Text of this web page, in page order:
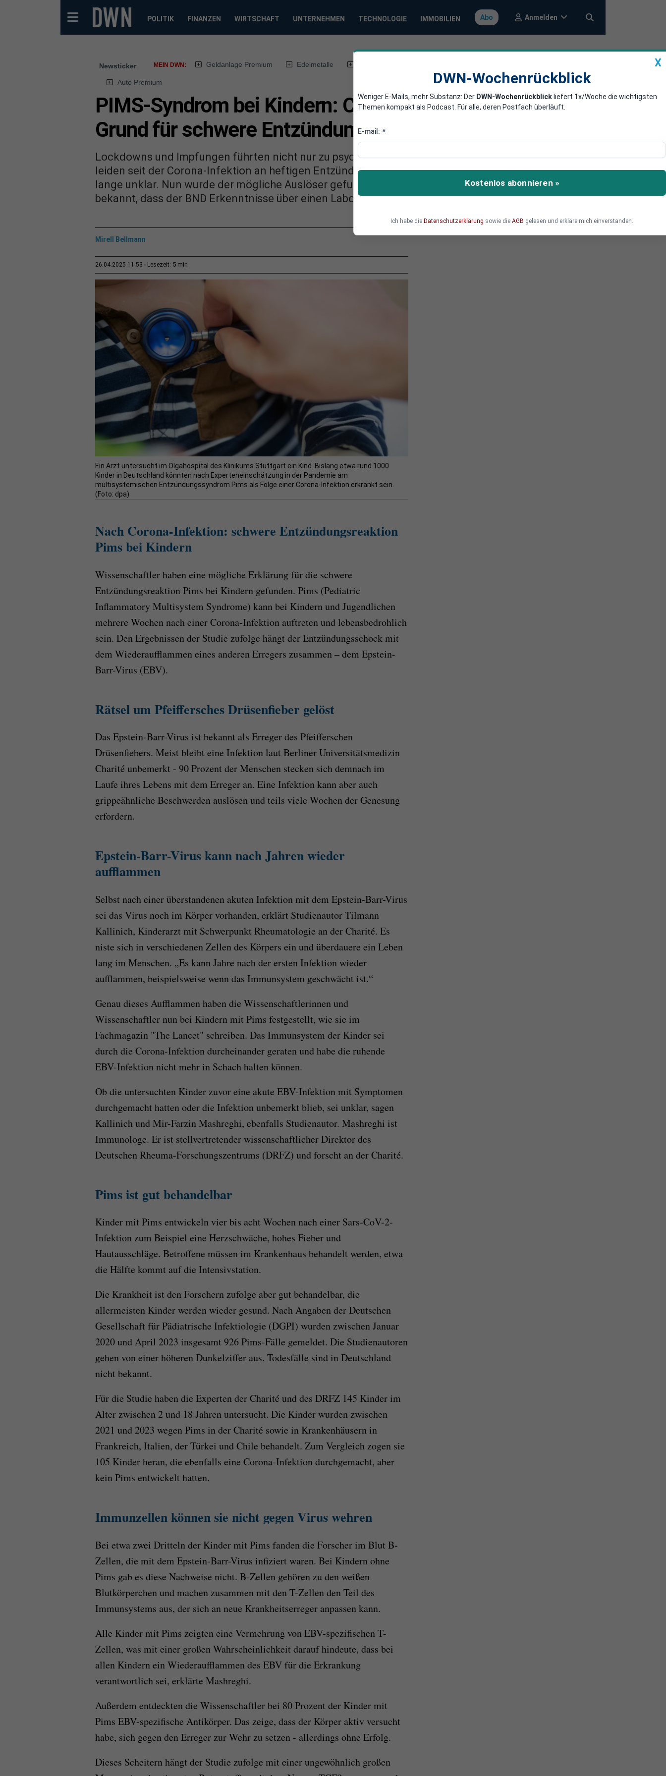
POLITIK FINANZEN WIRTSCHAFT UNTERNEHMEN TECHNOLOGIE IMMOBILIEN Abo Anmelden
Newsticker MEIN DWN: Geldanlage Premium Edelmetalle
Auto Premium
PIMS-Syndrom bei Kindern: Corona-Folgeschäden -
Grund für schwere Entzündungen entdeckt
Lockdowns und Impfungen führten nicht nur zu psychischen Erkrankungen bei Kindern: Einige
leiden seit der Corona-Infektion an heftigen Entzündungsreaktionen: Pims. Die Ursache war
lange unklar. Nun wurde der mögliche Auslöser gefunden – ein anderer Erreger. Derweil wurde
bekannt, dass der BND Erkenntnisse über einen Labor-Unfall in Wuhan zurückhielt.
Mirell Bellmann
26.04.2025 11:53 Lesezeit: 5 min
Ein Arzt untersucht im Olgahospital des Klinikums Stuttgart ein Kind. Bislang etwa rund 1000
Kinder in Deutschland könnten nach Experteneinschätzung in der Pandemie am
multisystemischen Entzündungssyndrom Pims als Folge einer Corona-Infektion erkrankt sein.
(Foto: dpa)
Nach Corona-Infektion: schwere Entzündungsreaktion
Pims bei Kindern
Wissenschaftler haben eine mögliche Erklärung für die schwere
Entzündungsreaktion Pims bei Kindern gefunden. Pims (Pediatric
Inflammatory Multisystem Syndrome) kann bei Kindern und Jugendlichen
mehrere Wochen nach einer Corona-Infektion auftreten und lebensbedrohlich
sein. Den Ergebnissen der Studie zufolge hängt der Entzündungsschock mit
dem Wiederaufflammen eines anderen Erregers zusammen – dem Epstein-
Barr-Virus (EBV).
Rätsel um Pfeiffersches Drüsenfieber gelöst
Das Epstein-Barr-Virus ist bekannt als Erreger des Pfeifferschen
Drüsenfiebers. Meist bleibt eine Infektion laut Berliner Universitätsmedizin
Charité unbemerkt - 90 Prozent der Menschen stecken sich demnach im
Laufe ihres Lebens mit dem Erreger an. Eine Infektion kann aber auch
grippeähnliche Beschwerden auslösen und teils viele Wochen der Genesung
erfordern.
Epstein-Barr-Virus kann nach Jahren wieder
aufflammen
Selbst nach einer überstandenen akuten Infektion mit dem Epstein-Barr-Virus
sei das Virus noch im Körper vorhanden, erklärt Studienautor Tilmann
Kallinich, Kinderarzt mit Schwerpunkt Rheumatologie an der Charité. Es
niste sich in verschiedenen Zellen des Körpers ein und überdauere ein Leben
lang im Menschen. „Es kann Jahre nach der ersten Infektion wieder
aufflammen, beispielsweise wenn das Immunsystem geschwächt ist.“
Genau dieses Aufflammen haben die Wissenschaftlerinnen und
Wissenschaftler nun bei Kindern mit Pims festgestellt, wie sie im
Fachmagazin "The Lancet" schreiben. Das Immunsystem der Kinder sei
durch die Corona-Infektion durcheinander geraten und habe die ruhende
EBV-Infektion nicht mehr in Schach halten können.
Ob die untersuchten Kinder zuvor eine akute EBV-Infektion mit Symptomen
durchgemacht hatten oder die Infektion unbemerkt blieb, sei unklar, sagen
Kallinich und Mir-Farzin Mashreghi, ebenfalls Studienautor. Mashreghi ist
Immunologe. Er ist stellvertretender wissenschaftlicher Direktor des
Deutschen Rheuma-Forschungszentrums (DRFZ) und forscht an der Charité.
Pims ist gut behandelbar
Kinder mit Pims entwickeln vier bis acht Wochen nach einer Sars-CoV-2-
Infektion zum Beispiel eine Herzschwäche, hohes Fieber und
Hautausschläge. Betroffene müssen im Krankenhaus behandelt werden, etwa
die Hälfte kommt auf die Intensivstation.
Die Krankheit ist den Forschern zufolge aber gut behandelbar, die
allermeisten Kinder werden wieder gesund. Nach Angaben der Deutschen
Gesellschaft für Pädiatrische Infektiologie (DGPI) wurden zwischen Januar
2020 und April 2023 insgesamt 926 Pims-Fälle gemeldet. Die Studienautoren
gehen von einer höheren Dunkelziffer aus. Todesfälle sind in Deutschland
nicht bekannt.
Für die Studie haben die Experten der Charité und des DRFZ 145 Kinder im
Alter zwischen 2 und 18 Jahren untersucht. Die Kinder wurden zwischen
2021 und 2023 wegen Pims in der Charité sowie in Krankenhäusern in
Frankreich, Italien, der Türkei und Chile behandelt. Zum Vergleich zogen sie
105 Kinder heran, die ebenfalls eine Corona-Infektion durchgemacht, aber
kein Pims entwickelt hatten.
Immunzellen können sie nicht gegen Virus wehren
Bei etwa zwei Dritteln der Kinder mit Pims fanden die Forscher im Blut B-
Zellen, die mit dem Epstein-Barr-Virus infiziert waren. Bei Kindern ohne
Pims gab es diese Nachweise nicht. B-Zellen gehören zu den weißen
Blutkörperchen und machen zusammen mit den T-Zellen den Teil des
Immunsystems aus, der sich an neue Krankheitserreger anpassen kann.
Alle Kinder mit Pims zeigten eine Vermehrung von EBV-spezifischen T-
Zellen, was mit einer großen Wahrscheinlichkeit darauf hindeute, dass bei
allen Kindern ein Wiederaufflammen des EBV für die Erkrankung
verantwortlich sei, erklärte Mashreghi.
Außerdem entdeckten die Wissenschaftler bei 80 Prozent der Kinder mit
Pims EBV-spezifische Antikörper. Das zeige, dass der Körper aktiv versucht
habe, sich gegen den Erreger zur Wehr zu setzen - allerdings ohne Erfolg.
Dieses Scheitern hängt der Studie zufolge mit einer ungewöhnlich großen
X
DWN-Wochenrückblick
Weniger E-Mails, mehr Substanz: Der DWN-Wochenrückblick liefert 1x/Woche die wichtigsten
Themen kompakt als Podcast. Für alle, deren Postfach überläuft.
E-mail: *
Kostenlos abonnieren »
Ich habe die Datenschutzerklärung sowie die AGB gelesen und erkläre mich einverstanden.